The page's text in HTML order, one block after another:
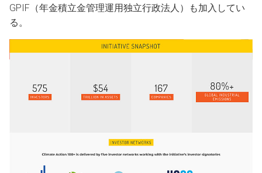
GPIF（年金積立金管理運用独立行政法人）も加入してい
る。